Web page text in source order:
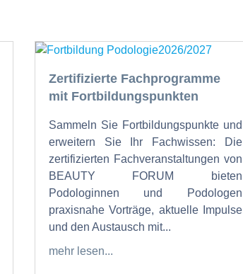
Zertifizierte Fachprogramme
mit Fortbildungspunkten
Sammeln Sie Fortbildungspunkte und
erweitern Sie Ihr Fachwissen: Die
zertifizierten Fachveranstaltungen von
BEAUTY FORUM bieten
Podologinnen und Podologen
praxisnahe Vorträge, aktuelle Impulse
und den Austausch mit...
mehr lesen...